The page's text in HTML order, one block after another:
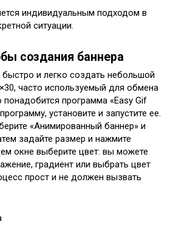
индивидуальным подходом в
ситуации.
создания баннера
и легко создать небольшой
часто используемый для обмена
программа «Easy Gif
установите и запустите ее.
«Анимированный баннер» и
задайте размер и нажмите
окне выберите цвет: вы можете
градиент или выбрать цвет
прост и не должен вызвать